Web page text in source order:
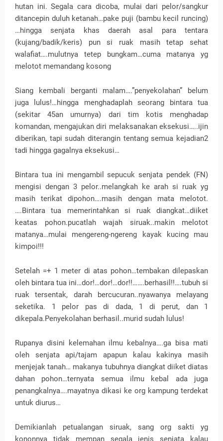
hutan ini. Segala cara dicoba, mulai dari pelor/sangkur
ditancepin duluh ketanah…pake puji (bambu kecil runcing)
…hingga senjata khas daerah asal para tentara
(kujang/badik/keris) pun si ruak masih tetap sehat
walafiat….mulutnya tetep bungkam…cuma matanya yg
melotot memandang kosong
Siang kembali berganti malam….”penyekolahan” belum
juga lulus!…hingga menghadaplah seorang bintara tua
(sekitar 45an umurnya) dari tim kotis menghadap
komandan, mengajukan diri melaksanakan eksekusi…..ijin
diberikan, tapi sudah diterangin tentang semua kejadian2
tadi hingga gagalnya eksekusi…
Bintara tua ini mengambil sepucuk senjata pendek (FN)
mengisi dengan 3 pelor..melangkah ke arah si ruak yg
masih terikat dipohon….masih dengan mata melotot.
….Bintara tua memerintahkan si ruak diangkat…diiket
keatas pohon.pucatlah wajah siruak..makin melotot
matanya…mulai mengereng-ngereng kayak kucing mau
kimpoi!!!
Setelah =+ 1 meter di atas pohon…tembakan dilepaskan
oleh bintara tua ini…dor!…dor!…dor!!…….berhasil!!….tubuh si
ruak tersentak, darah bercucuran..nyawanya melayang
seketika. 1 pelor pas di dada, 1 di perut, dan 1
dikepala.Penyekolahan berhasil..murid sudah lulus!
Rupanya disini kelemahan ilmu kebalnya….ga bisa mati
oleh senjata api/tajam apapun kalau kakinya masih
menjejak tanah… makanya tubuhnya diangkat diiket diatas
dahan pohon…ternyata semua ilmu kebal ada juga
penangkalnya….mayatnya dikasi ke org kampung terdekat
untuk diurus…
Demikianlah petualangan siruak, sang org sakti yg
kononnya tidak mempan segala jenis senjata kalau